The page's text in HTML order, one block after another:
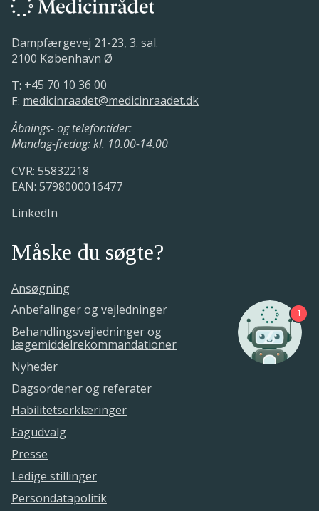
Dampfærgevej 21-23, 3. sal.
2100 København Ø
T: +45 70 10 36 00
E: medicinraadet@medicinraadet.dk
Åbnings- og telefontider:
Mandag-fredag: kl. 10.00-14.00
CVR: 55832218
EAN: 5798000016477
LinkedIn
Måske du søgte?
Ansøgning
Anbefalinger og vejledninger
Behandlingsvejledninger og
lægemiddelrekommandationer
Nyheder
Dagsordener og referater
Habilitetserklæringer
Fagudvalg
Presse
Ledige stillinger
Persondatapolitik
1